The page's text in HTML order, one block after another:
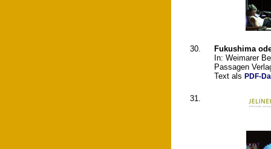
30.
Fukushima
In: Weimarer
Passagen
Text als PDF-
31.